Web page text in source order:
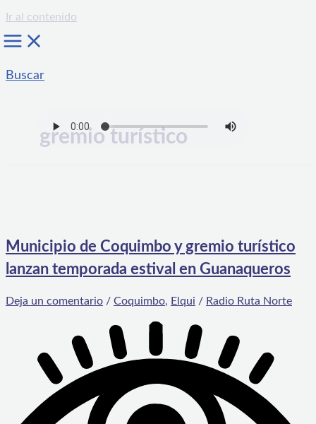
Ir al contenido
Buscar
gremio turístico
Municipio de Coquimbo y gremio turístico
lanzan temporada estival en Guanaqueros
Deja un comentario / Coquimbo, Elqui / Radio Ruta Norte